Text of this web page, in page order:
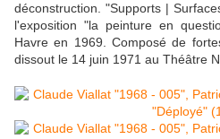
déconstruction. "Supports |
l'exposition "la peinture en
Havre en 1969. Composé de
dissout le 14 juin 1971 au Théâtre